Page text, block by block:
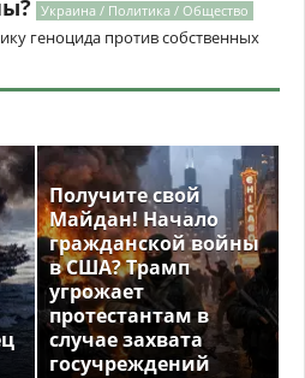
Украина / Политика / Общество
геноцида против собственных
Получите свой
Майдан! Начало
гражданской войны
в США? Трамп
угрожает
протестантам в
случае захвата
госучреждений